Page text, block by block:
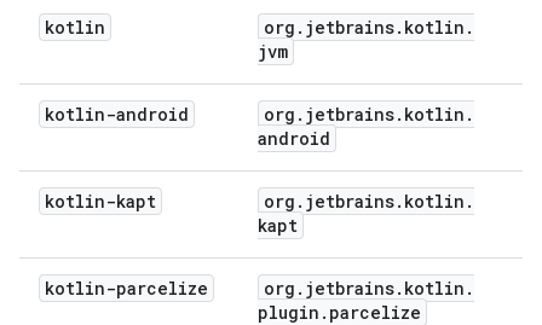
kotlin org . jetbrains. kotlin .
jvm
kotlin-android org . jetbrains. kotlin .
android
kotlin-kapt org . jetbrains. kotlin .
kapt
kotlin-parcelize org . jetbrains. kotlin .
plugin . parcelize